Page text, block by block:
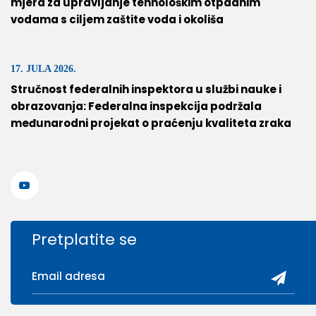
vodama s ciljem zaštite voda i okoliša
17. JULA 2026.
Stručnost federalnih inspektora u službi nauke i
obrazovanja: Federalna inspekcija podržala
međunarodni projekat o praćenju kvaliteta zraka
Pretplatite se